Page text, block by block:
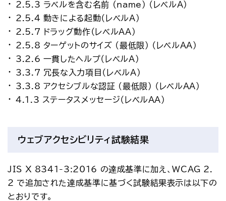
2.5.3 ラベルを含む名前 (name) （レベルA）
2.5.4 動きによる起動（レベルA）
2.5.7 ドラッグ動作（レベルAA）
2.5.8 ターゲットのサイズ (最低限) （レベルAA）
3.2.6 一貫したヘルプ（レベルA）
3.3.7 冗長な入力項目（レベルA）
3.3.8 アクセシブルな認証 (最低限) （レベルAA）
4.1.3 ステータスメッセージ（レベルAA）
ウェブアクセシビリティ試験結果
JIS X 8341-3:2016 の達成基準に加え、WCAG 2.
2 で追加された達成基準に基づく試験結果表示は以下の
とおりです。